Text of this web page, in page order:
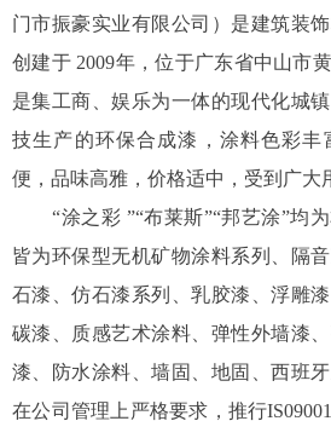
门市振豪实业有限公司）是建筑装
创建于 2009年，位于广东省中山市
是集工商、娱乐为一体的现代化城
技生产的环保合成漆，涂料色彩丰
便，品味高雅，价格适中，受到广大
“涂之彩 ”“布莱斯”“邦艺涂”均为
皆为环保型无机矿物涂料系列、隔
石漆、仿石漆系列、乳胶漆、浮雕
碳漆、质感艺术涂料、弹性外墙漆
漆、防水涂料、墙固、地固、西班
在公司管理上严格要求，推行